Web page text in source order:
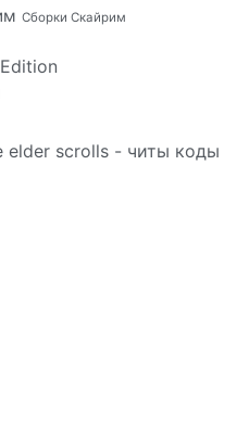
Сборки Скайрим